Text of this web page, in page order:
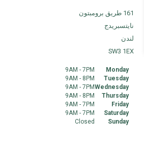
161 طريق برومبتون
نايتسبريدج
لندن
SW3 1EX
Monday
9AM - 7PM
Tuesday
9AM - 8PM
Wednesday
9AM - 7PM
Thursday
9AM - 8PM
Friday
9AM - 7PM
Saturday
9AM - 7PM
Sunday
Closed